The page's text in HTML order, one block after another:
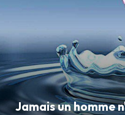
Jamais un homme